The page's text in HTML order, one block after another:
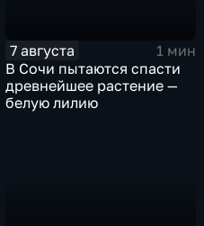
7 августа
1 мин
В Сочи пытаются спасти
древнейшее растение —
белую лилию